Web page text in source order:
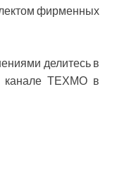
фирменных
делитесь в
канале ТЕХМО в